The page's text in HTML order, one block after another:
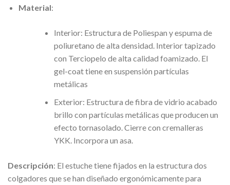
Material:
Interior: Estructura de Poliespan y espuma de
poliuretano de alta densidad. Interior tapizado
con Terciopelo de alta calidad foamizado. El
gel-coat tiene en suspensión partículas
metálicas
Exterior: Estructura de fibra de vidrio acabado
brillo con partículas metálicas que producen un
efecto tornasolado. Cierre con cremalleras
YKK. Incorpora un asa.
Descripción: El estuche tiene fijados en la estructura dos
colgadores que se han diseñado ergonómicamente para